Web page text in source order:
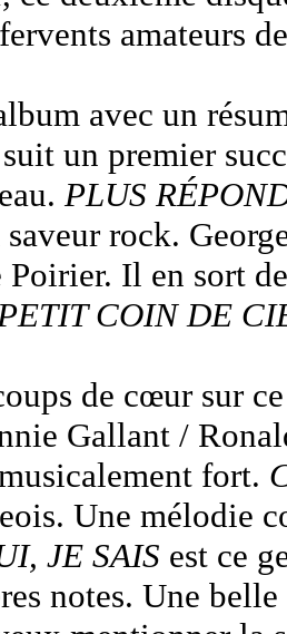
amateurs
avec un
un premier
PLUS
rock.
Il en sort
COIN DE
de cœur sur
Gallant /
fort.
Une mélodie
JE SAIS est ce
notes. Une